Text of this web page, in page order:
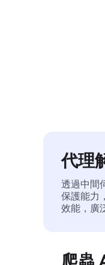
代理
透過中間
保護能力
效能，廣
爬蟲